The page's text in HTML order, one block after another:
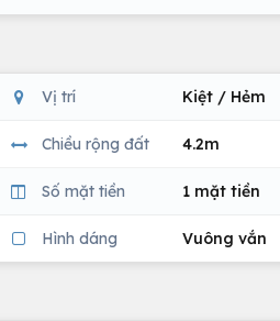
Vị trí Kiệt / Hẻm
Chiều rộng đất 4.2m
Số mặt tiền 1 mặt tiền
Hình dáng Vuông vắn